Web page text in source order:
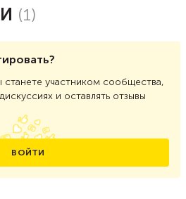
(1)
станете участником сообщества,
и оставлять отзывы
ВОЙТИ